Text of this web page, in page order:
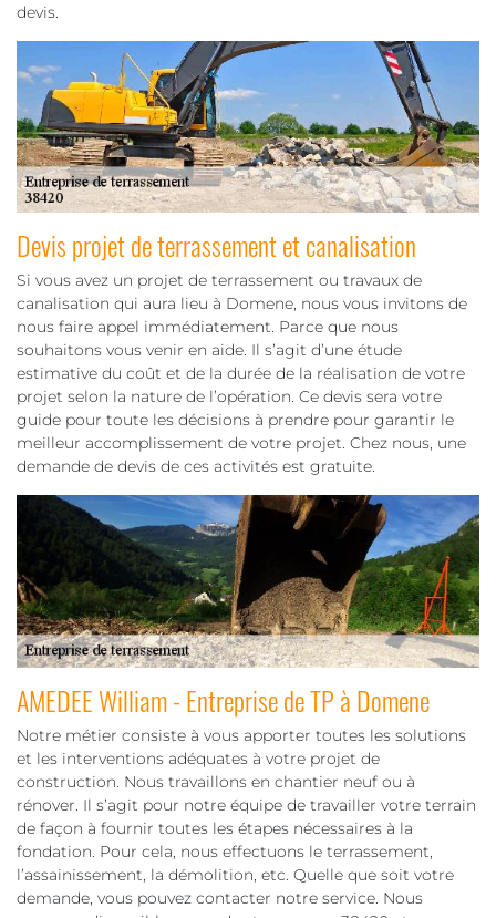
devis.
Devis projet de terrassement et canalisation
Si vous avez un projet de terrassement ou travaux de
canalisation qui aura lieu à Domene, nous vous invitons de
nous faire appel immédiatement. Parce que nous
souhaitons vous venir en aide. Il s’agit d’une étude
estimative du coût et de la durée de la réalisation de votre
projet selon la nature de l’opération. Ce devis sera votre
guide pour toute les décisions à prendre pour garantir le
meilleur accomplissement de votre projet. Chez nous, une
demande de devis de ces activités est gratuite.
AMEDEE William - Entreprise de TP à Domene
Notre métier consiste à vous apporter toutes les solutions
et les interventions adéquates à votre projet de
construction. Nous travaillons en chantier neuf ou à
rénover. Il s’agit pour notre équipe de travailler votre terrain
de façon à fournir toutes les étapes nécessaires à la
fondation. Pour cela, nous effectuons le terrassement,
l’assainissement, la démolition, etc. Quelle que soit votre
demande, vous pouvez contacter notre service. Nous